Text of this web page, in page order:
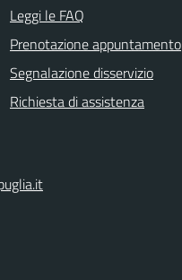
Leggi le FAQ
Prenotazione appuntamento
Segnalazione disservizio
Richiesta di assistenza